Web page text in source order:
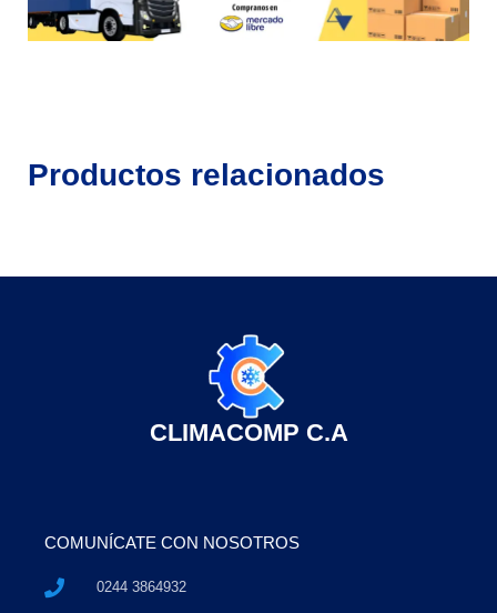
Productos relacionados
CLIMACOMP C.A
COMUNÍCATE CON NOSOTROS
0244 3864932